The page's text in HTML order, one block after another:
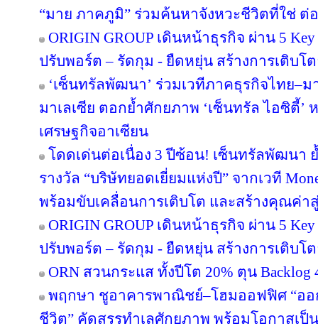
“มาย ภาคภูมิ” ร่วมค้นหาจังหวะชีวิตที่ใช่ ต่
ORIGIN GROUP เดินหน้าธุรกิจ ผ่าน 5
ปรับพอร์ต – รัดกุม - ยืดหยุ่น สร้างการเติบโ
‘เซ็นทรัลพัฒนา’ ร่วมเวทีภาคธุรกิจไทย–ม
มาเลเซีย ตอกย้ำศักยภาพ ‘เซ็นทรัล ไอซิตี้
เศรษฐกิจอาเซียน
โดดเด่นต่อเนื่อง 3 ปีซ้อน! เซ็นทรัลพัฒนา
รางวัล “บริษัทยอดเยี่ยมแห่งปี” จากเวที
พร้อมขับเคลื่อนการเติบโต และสร้างคุณค่า
ORIGIN GROUP เดินหน้าธุรกิจ ผ่าน 5
ปรับพอร์ต – รัดกุม - ยืดหยุ่น สร้างการเติบโ
ORN สวนกระแส ทั้งปีโต 20% ตุน
พฤกษา ชูอาคารพาณิชย์–โฮมออฟฟิศ “ออ
ชีวิต” คัดสรรทำเลศักยภาพ พร้อมโอกาสเป็